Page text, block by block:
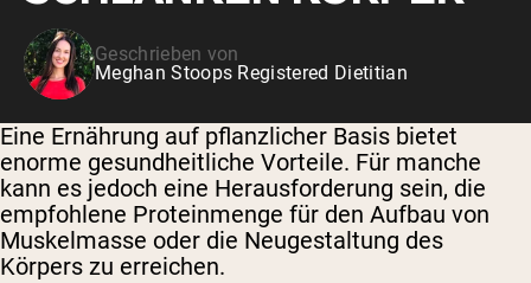
Geschrieben von
Meghan Stoops Registered Dietitian
Eine Ernährung auf pflanzlicher Basis bietet
enorme gesundheitliche Vorteile. Für manche
kann es jedoch eine Herausforderung sein, die
empfohlene Proteinmenge für den Aufbau von
Muskelmasse oder die Neugestaltung des
Körpers zu erreichen.